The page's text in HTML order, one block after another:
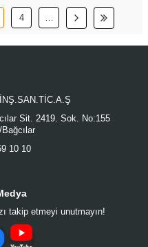
4 …
Sit. 2419. Sok. No:155
10 10
takip etmeyi unutmayın!